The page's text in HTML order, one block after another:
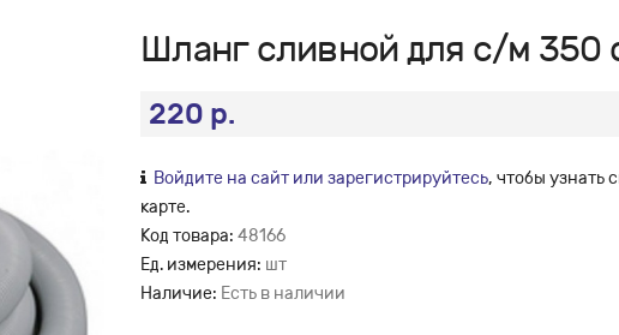
Шланг сливной для с/м 350
220 р.
Войдите на сайт или зарегистрируйтесь, чтобы узнать
карте.
Код товара: 48166
Ед. измерения: шт
Наличие: Есть в наличии